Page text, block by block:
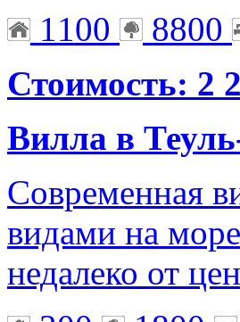
1100
8800
Стоимость: 2
Вилла в
Современная
видами на
недалеко от